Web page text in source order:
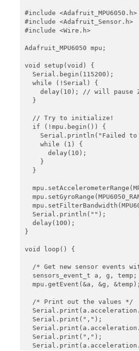
    break;
  case MPU6050_BAND_21_HZ:
    Serial.println("21 Hz");
  case MPU6050_BAND_10_HZ:
    break;
  case MPU6050_BAND_5_HZ:
    Serial.println("5 Hz");
    break;
  }
  Serial.println("");
  delay(100);
void loop() {
/* Get new sensor events
mpu.getEvent(&a, &g,
  /* Print out the values */
Serial.print("Acceleration
  Serial.print(", Y: ");
  Serial.print(", Z: ");
  Serial.println(" m/s^2");
Serial.print("Rotation X:
  Serial.print(", Y: ");
  Serial.print(g.gyro.y);
  Serial.print(", Z: ");
  Serial.print(g.gyro.z);
  Serial.println(" rad/s");
#include <Adafruit_MPU6050.h>
#include <Adafruit_Sensor.h>
#include <Wire.h>
Adafruit_MPU6050 mpu;
void setup(void) {
  Serial.begin(115200);
  while (!Serial) {
delay(10); // will pause
  }
  // Try to initialize!
  if (!mpu.begin()) {
Serial.println("Failed
    while (1) {
      delay(10);
    }
  }
  Serial.println("");
  delay(100);
}
void loop() {
/* Get new sensor events
  sensors_event_t a, g, temp;
  mpu.getEvent(&a, &g, &temp);
  /* Print out the values */
  Serial.print(",");
  Serial.print(",");